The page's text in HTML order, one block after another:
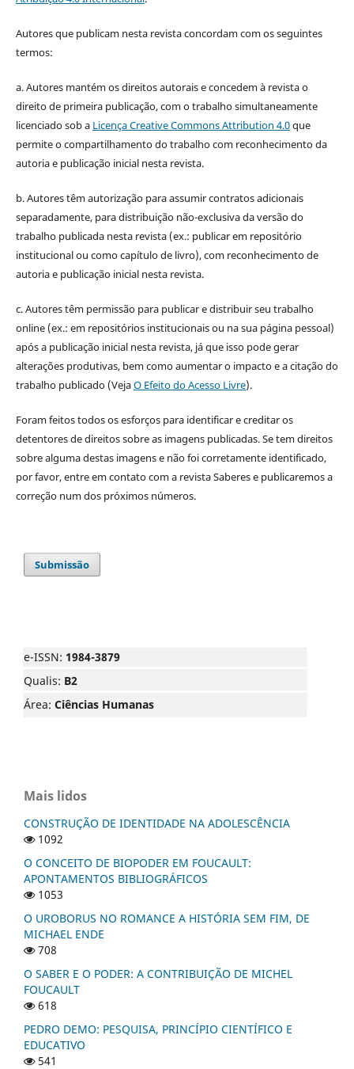
Autores que publicam nesta revista concordam com os seguintes
termos:
a. Autores mantém os direitos autorais e concedem à revista o
direito de primeira publicação, com o trabalho simultaneamente
licenciado sob a Licença Creative Commons Attribution 4.0que
permite o compartilhamento do trabalho com reconhecimento da
autoria e publicação inicial nesta revista.
b. Autores têm autorização para assumir contratos adicionais
separadamente, para distribuição não-exclusiva da versão do
trabalho publicada nesta revista (ex.: publicar em repositório
institucional ou como capítulo de livro), com reconhecimento de
autoria e publicação inicial nesta revista.
c. Autores têm permissão para publicar e distribuir seu trabalho
online (ex.: em repositórios institucionais ou na sua página pessoal)
após a publicação inicial nesta revista, já que isso pode gerar
alterações produtivas, bem como aumentar o impacto e a citação do
trabalho publicado (VejaO Efeito do Acesso Livre).
Foram feitos todos os esforços para identificar e creditar os
detentores de direitos sobre as imagens publicadas. Se tem direitos
sobre alguma destas imagens e não foi corretamente identificado,
por favor, entre em contato com a revista Saberes e publicaremos a
correção num dos próximos números.
Submissão
e-ISSN: 1984-3879
Qualis: B2
Área: Ciências Humanas
Mais lidos
CONSTRUÇÃO DE IDENTIDADE NA ADOLESCÊNCIA
1092
O CONCEITO DE BIOPODER EM FOUCAULT:
APONTAMENTOS BIBLIOGRÁFICOS
1053
O UROBORUS NO ROMANCE A HISTÓRIA SEM FIM, DE
MICHAEL ENDE
708
O SABER E O PODER: A CONTRIBUIÇÃO DE MICHEL
FOUCAULT
618
PEDRO DEMO: PESQUISA, PRINCÍPIO CIENTÍFICO E
EDUCATIVO
541